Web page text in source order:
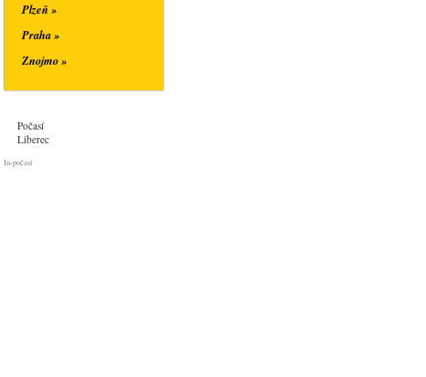
Plzeň »
Praha »
Znojmo »
Počasí
Liberec
In-počasí